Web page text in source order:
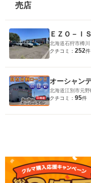
売店
ＥＺＯ－Ｉ
北海道石狩市樽川
クチコミ： 252件
オーシャン
北海道江別市元
クチコミ： 95件